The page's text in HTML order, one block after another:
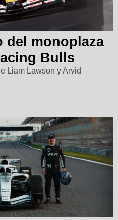
del monoplaza
Bulls
Liam Lawson y Arvid